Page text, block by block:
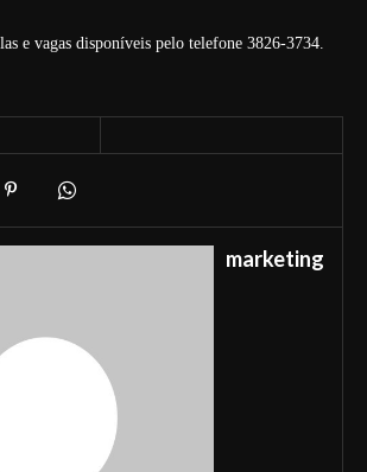
e vagas disponíveis pelo telefone 3826-3734.
marketing